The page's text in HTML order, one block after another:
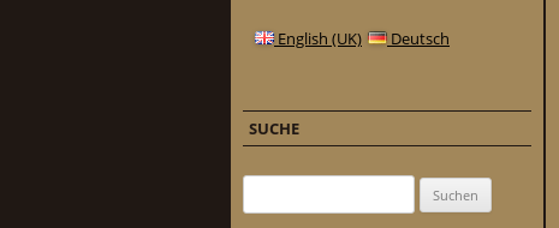
English (UK) Deutsch
SUCHE